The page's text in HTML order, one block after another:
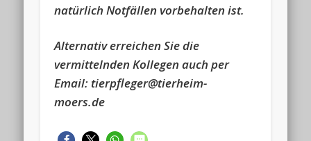
natürlich Notfällen vorbehalten ist.
Alternativ erreichen Sie die
vermittelnden Kollegen auch per
Email: tierpfleger@tierheim-
moers.de